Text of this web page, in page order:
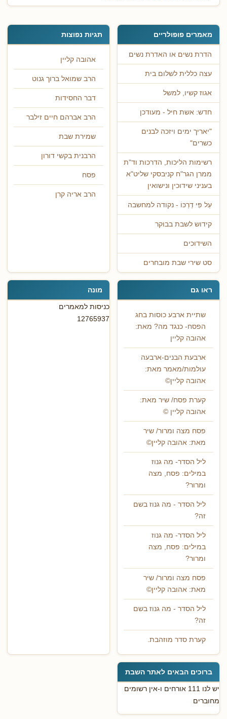
מאמרים פופולריים
הדרת נשים או האדרת נשים
עצה כללית לשלום בית
אגוז קשיו, למשל
חדש: אשת חיל - מעודכן
"יאריך ימים ויזכה לבנים
כשרים"
רשימות הליכות, הדרכות וד"ת
ממרן הגר"ח קניבסקי שליט"א
בעניני שידוכין ונישואין
עַל פִּי דַרְכּוֹ - נקודה למחשבה
קידוש לשבת בבוקר
השידוכים
סט שירי שבת מובחרים
תגיות נפוצות
אהובה קליין
הרב שמואל ברוך גנוט
דבר החסידות
הרב אברהם חיים זילבר
שמירת שבת
הרבנית בקשי דורון
פסח
הרב אריה קרן
ראו גם
שתיית ארבע כוסות בחג
הפסח- כנגד מה? מאת:
אהובה קליין
ארבעת הבנים-ארבעה
עולמות/מאמר מאת:
אהובה קליין©
קערת פסח/ שיר מאת:
אהובה קליין ©
פסח מצה ומרור/ שיר
מאת: אהובה קליין©
ליל הסדר- מה גנוז
במילים: פסח, מצה
ומרור?
ליל הסדר - מה גנוז בשם
זה?
ליל הסדר- מה גנוז
במילים: פסח, מצה
ומרור?
פסח מצה ומרור/ שיר
מאת: אהובה קליין©
ליל הסדר - מה גנוז בשם
זה?
קערת סדר מוזהבת.
מונה
כניסות למאמרים
12765937
ברוכים הבאים לאתר השבת
יש לנו 111 אורחים ו-אין רשומים
מחוברים